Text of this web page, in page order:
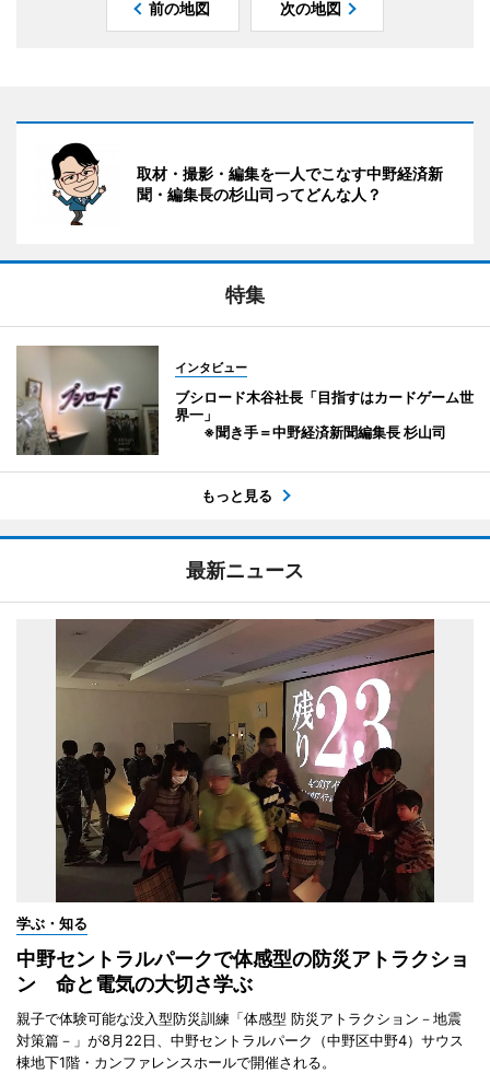
前の地図 次の地図
取材・撮影・編集を一人でこなす中野経済新
聞・編集長の杉山司ってどんな人？
特集
インタビュー
ブシロード木谷社長「目指すはカードゲーム世
界一」
※聞き手＝中野経済新聞編集長 杉山司
もっと見る
最新ニュース
学ぶ・知る
中野セントラルパークで体感型の防災アトラクショ
ン 命と電気の大切さ学ぶ
親子で体験可能な没入型防災訓練「体感型 防災アトラクション－地震
対策篇－」が8月22日、中野セントラルパーク（中野区中野4）サウス
棟地下1階・カンファレンスホールで開催される。